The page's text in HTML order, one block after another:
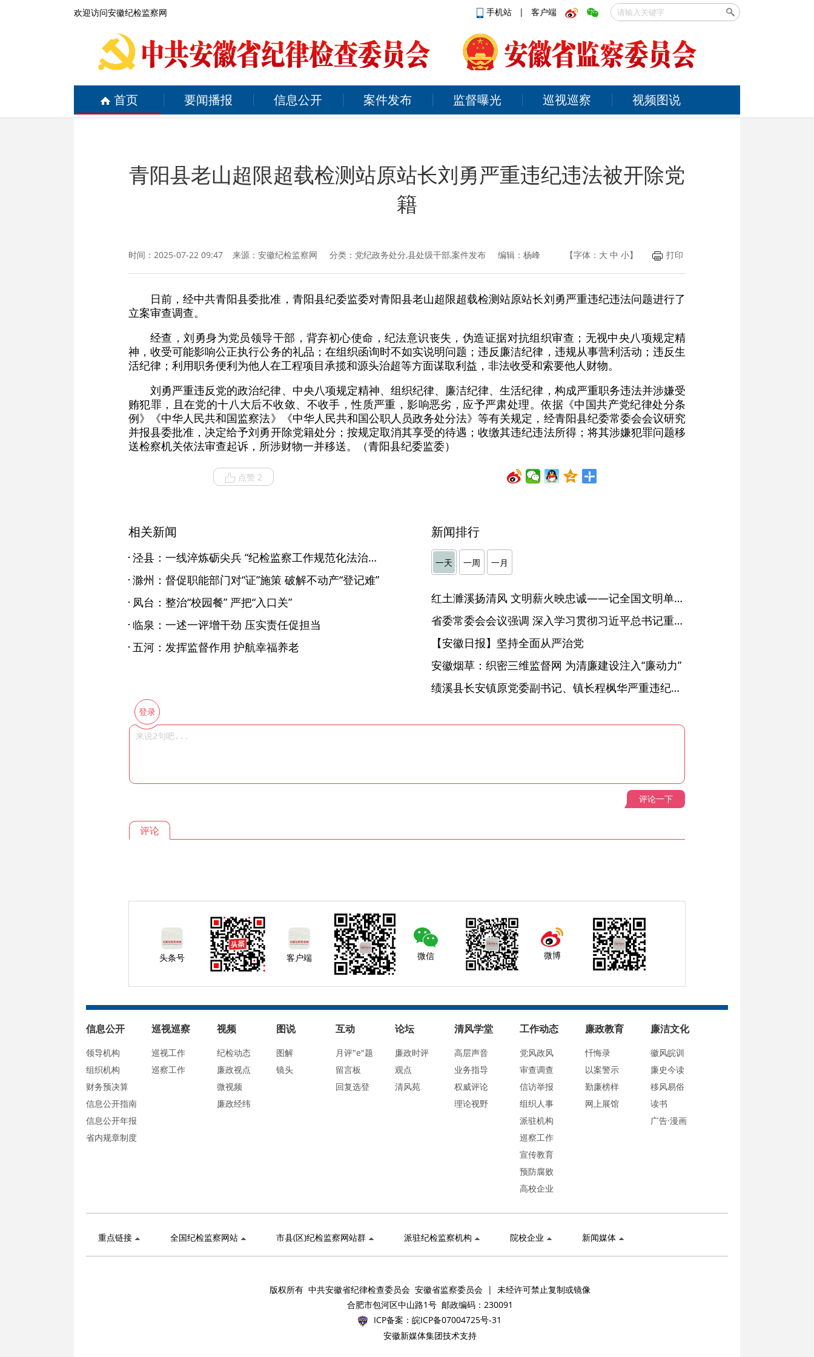
欢迎访问安徽纪检监察网 手机站 | 客户端
首页 要闻播报 信息公开 案件发布 监督曝光 巡视巡察 视频图说
青阳县老山超限超载检测站原站长刘勇严重违纪违法被开除党
籍
时间：2025-07-22 09:47 来源： 安徽纪检监察网 分类：党纪政务处分,县处级干部,案件发布 编辑：杨峰 【字体： 大 中 小】 打印
日前，经中共青阳县委批准，青阳县纪委监委对青阳县老山超限超载检测站原站长刘勇严重违纪违法问题进行了
立案审查调查。
经查，刘勇身为党员领导干部，背弃初心使命，纪法意识丧失，伪造证据对抗组织审查；无视中央八项规定精
神，收受可能影响公正执行公务的礼品；在组织函询时不如实说明问题；违反廉洁纪律，违规从事营利活动；违反生
活纪律；利用职务便利为他人在工程项目承揽和源头治超等方面谋取利益，非法收受和索要他人财物。
刘勇严重违反党的政治纪律、中央八项规定精神、组织纪律、廉洁纪律、生活纪律，构成严重职务违法并涉嫌受
贿犯罪，且在党的十八大后不收敛、不收手，性质严重，影响恶劣，应予严肃处理。依据《中国共产党纪律处分条
例》《中华人民共和国监察法》《中华人民共和国公职人员政务处分法》等有关规定，经青阳县纪委常委会会议研究
并报县委批准，决定给予刘勇开除党籍处分；按规定取消其享受的待遇；收缴其违纪违法所得；将其涉嫌犯罪问题移
送检察机关依法审查起诉，所涉财物一并移送。（青阳县纪委监委）
点赞 2
相关新闻
泾县：一线淬炼砺尖兵 “纪检监察工作规范化法治化正规化建设”引领铸铁军
滁州：督促职能部门对“证”施策 破解不动产“登记难”
凤台：整治“校园餐” 严把“入口关”
临泉：一述一评增干劲 压实责任促担当
五河：发挥监督作用 护航幸福养老
新闻排行
一天 一周 一月
红土濉溪扬清风 文明薪火映忠诚——记全国文明单位、安徽省濉溪县纪委监委
省委常委会会议强调 深入学习贯彻习近平总书记重要讲话精神 以高质量党建引领高质量发展 梁言顺主持并讲话
【安徽日报】坚持全面从严治党
安徽烟草：织密三维监督网 为清廉建设注入“廉动力”
绩溪县长安镇原党委副书记、镇长程枫华严重违纪违法被开除党籍和公职
登录
评论一下
评论
头条号 客户端 微信 微博
信息公开
领导机构
组织机构
财务预决算
信息公开指南
信息公开年报
省内规章制度
巡视巡察
巡视工作
巡察工作
视频
纪检动态
廉政视点
微视频
廉政经纬
图说
图解
镜头
互动
月评"e"题
留言板
回复选登
论坛
廉政时评
观点
清风苑
清风学堂
高层声音
业务指导
权威评论
理论视野
工作动态
党风政风
审查调查
信访举报
组织人事
派驻机构
巡察工作
宣传教育
预防腐败
高校企业
廉政教育
忏悔录
以案警示
勤廉榜样
网上展馆
廉洁文化
徽风皖训
廉史今读
移风易俗
读书
广告·漫画
重点链接 全国纪检监察网站 市县(区)纪检监察网站群 派驻纪检监察机构 院校企业 新闻媒体
版权所有 中共安徽省纪律检查委员会 安徽省监察委员会 | 未经许可禁止复制或镜像
合肥市包河区中山路1号 邮政编码：230091
ICP备案： 皖ICP备07004725号-31
安徽新媒体集团技术支持